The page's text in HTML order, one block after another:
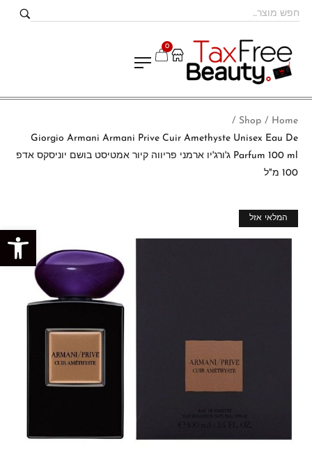
פתח סרגל נגישות
0
Home
/
Shop
/
Giorgio Armani Armani Prive Cuir Amethyste Unisex Eau De
Parfum 100 ml ג'ורג'יו ארמני פריווה קיור אמטיסט בושם יוניסקס אדפ
100 מ"ל
מבצע!
המלאי אזל